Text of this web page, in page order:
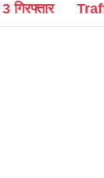
नियमों की